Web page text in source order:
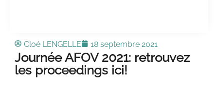
Cloé LENGELLE 18 septembre 2021
Journée AFOV 2021: retrouvez
les proceedings ici!